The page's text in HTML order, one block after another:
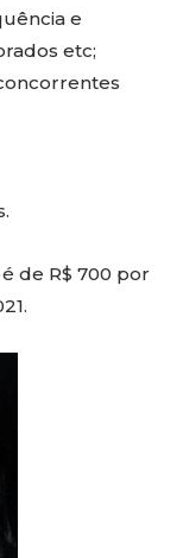
e
etc;
de R$ 700 por